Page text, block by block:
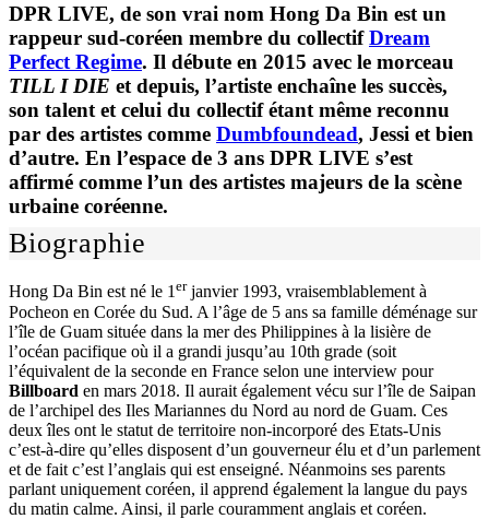
DPR LIVE, de son vrai nom Hong Da Bin est un
rappeur sud-coréen membre du collectifDream
Perfect Regime. Il débute en 2015 avec le morceau
TILL I DIE et depuis, l’artiste enchaîne les succès,
son talent et celui du collectif étant même reconnu
par des artistes comme Dumbfoundead, Jessi et bien
d’autre. En l’espace de 3 ans DPR LIVE s’est
affirmé comme l’un des artistes majeurs de la scène
urbaine coréenne.
Biographie
Hong Da Bin est né le 1erjanvier 1993, vraisemblablement à
Pocheon en Corée du Sud. A l’âge de 5 ans sa famille déménage sur
l’île de Guam située dans la mer des Philippines à la lisière de
l’océan pacifique où il a grandi jusqu’au 10th grade (soit
l’équivalent de la seconde en France selon une interview pour
Billboard en mars 2018. Il aurait également vécu sur l’île de Saipan
de l’archipel des Iles Mariannes du Nord au nord de Guam. Ces
deux îles ont le statut de territoire non-incorporé des Etats-Unis
c’est-à-dire qu’elles disposent d’un gouverneur élu et d’un parlement
et de fait c’est l’anglais qui est enseigné. Néanmoins ses parents
parlant uniquement coréen, il apprend également la langue du pays
du matin calme. Ainsi, il parle couramment anglais et coréen.